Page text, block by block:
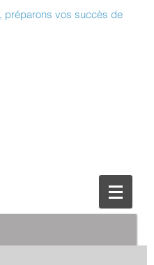
préparons vos succès de